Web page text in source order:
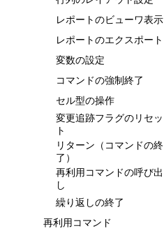
レポートのビューワ表示
レポートのエクスポート
変数の設定
コマンドの強制終了
セル型の操作
変更追跡フラグのリセッ
ト
リターン（コマンドの終
了）
再利用コマンドの呼び出
し
繰り返しの終了
再利用コマンド